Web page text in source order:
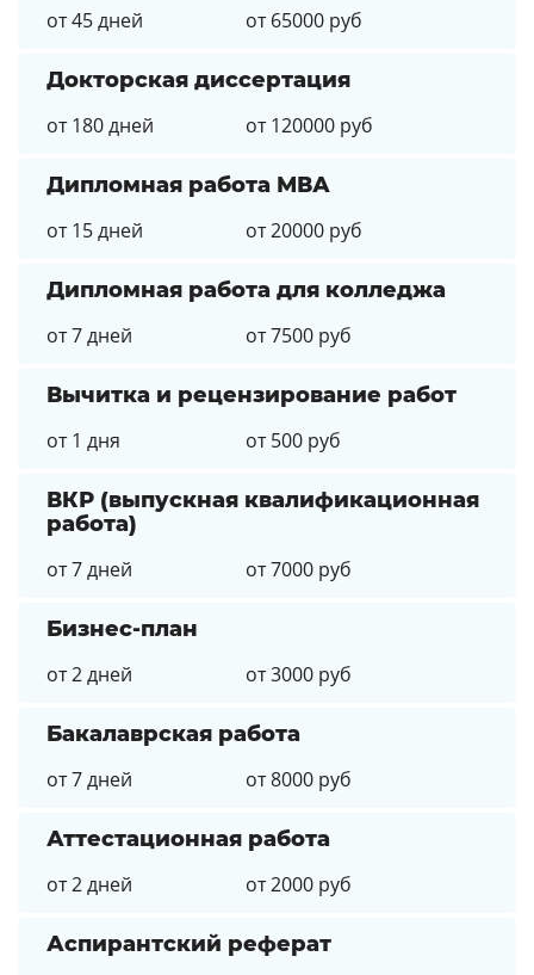
от 45 дней
от 65000 руб
Докторская диссертация
от 180 дней
от 120000 руб
Дипломная работа МВА
от 15 дней
от 20000 руб
Дипломная работа для колледжа
от 7 дней
от 7500 руб
Вычитка и рецензирование работ
от 1 дня
от 500 руб
ВКР (выпускная квалификационная
работа)
от 7 дней
от 7000 руб
Бизнес-план
от 2 дней
от 3000 руб
Бакалаврская работа
от 7 дней
от 8000 руб
Аттестационная работа
от 2 дней
от 2000 руб
Аспирантский реферат